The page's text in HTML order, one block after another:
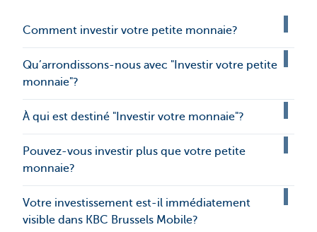
Comment investir votre petite monnaie?
Qu’arrondissons-nous avec "Investir votre petite
monnaie"?
À qui est destiné "Investir votre monnaie"?
Pouvez-vous investir plus que votre petite
monnaie?
Votre investissement est-il immédiatement
visible dans KBC Brussels Mobile?